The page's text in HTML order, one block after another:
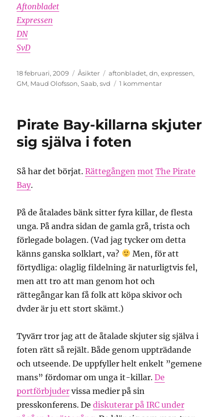
Aftonbladet
Expressen
DN
SvD
Publicerat
den
18 februari, 2009 Kategorier
Åsikter Etiketter
aftonbladet,dn,expressen,
GM, Maud Olofsson,Saab,svd 1 kommentartill
Pirate Bay-killarna skjuter
sig själva i foten
Så har det börjat.Rättegången mot The Pirate
Bay.
På de åtalades bänk sitter fyra killar, de flesta
unga. På andra sidan de gamla grå, trista och
förlegade bolagen. (Vad jag tycker om detta
känns ganska solklart, va?
Men, för att
förtydliga: olaglig fildelning är naturligtvis fel,
men att tro att man genom hot och
rättegångar kan få folk att köpa skivor och
dvder är ju ett stort skämt.)
Tyvärr tror jag att de åtalade skjuter sig själva i
foten rätt så rejält. Både genom uppträdande
och utseende. De uppfyller helt enkelt ”gemene
mans” fördomar om unga it-killar.De
portförbjuder vissa medier på sin
presskonferens. Dediskuterar på IRC under